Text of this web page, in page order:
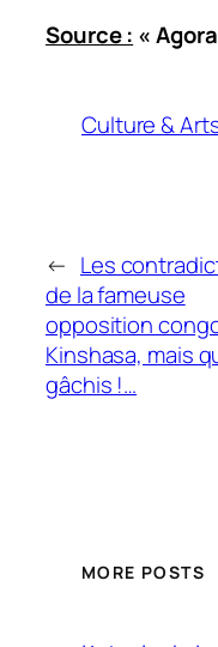
Source : «
Culture &
← Les
de la fameuse
opposition
Kinshasa, mais
gâchis !…
MORE POSTS